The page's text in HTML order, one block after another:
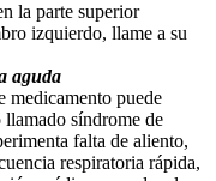
la parte superior
izquierdo, llame a su
aguda
medicamento puede
síndrome de
falta de aliento,
respiratoria rápida,